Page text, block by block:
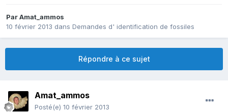
ParAmat_ammos
10 février 2013 dans Demandes d' identification de fossiles
Répondre à ce sujet
Amat_ammos
Posté(e) 10 février 2013